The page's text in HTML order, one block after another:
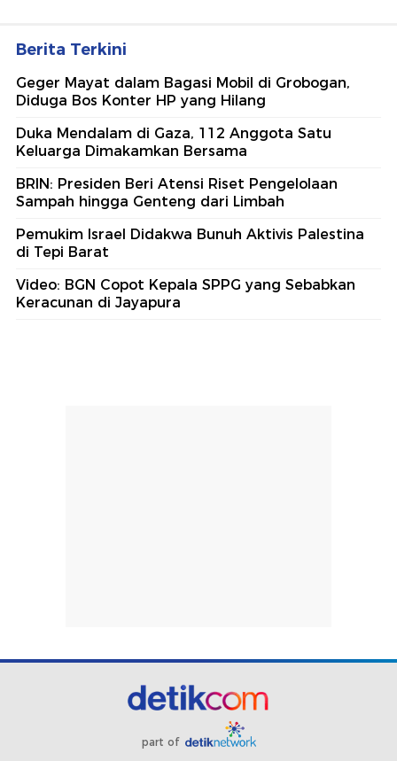
Berita Terkini
Geger Mayat dalam Bagasi Mobil di Grobogan,
Diduga Bos Konter HP yang Hilang
Duka Mendalam di Gaza, 112 Anggota Satu
Keluarga Dimakamkan Bersama
BRIN: Presiden Beri Atensi Riset Pengelolaan
Sampah hingga Genteng dari Limbah
Pemukim Israel Didakwa Bunuh Aktivis Palestina
di Tepi Barat
Video: BGN Copot Kepala SPPG yang Sebabkan
Keracunan di Jayapura
part of